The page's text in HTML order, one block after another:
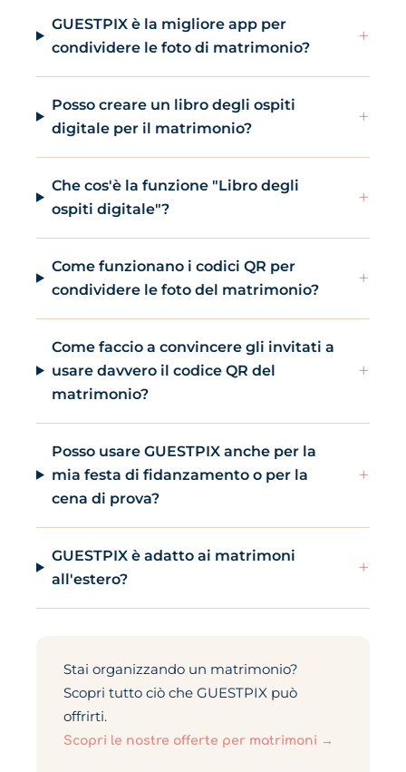
GUESTPIX è la migliore app per
condividere le foto di matrimonio?
+
Posso creare un libro degli ospiti
digitale per il matrimonio?
+
Che cos'è la funzione "Libro degli
ospiti digitale"?
+
Come funzionano i codici QR per
condividere le foto del matrimonio?
+
Come faccio a convincere gli invitati a
usare davvero il codice QR del
matrimonio?
+
Posso usare GUESTPIX anche per la
mia festa di fidanzamento o per la
cena di prova?
+
GUESTPIX è adatto ai matrimoni
all'estero?
+
Stai organizzando un matrimonio?
Scopri tutto ciò che GUESTPIX può
offrirti.
Scopri le nostre offerte per matrimoni →